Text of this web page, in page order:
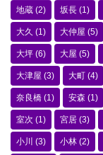
地蔵 (2) 坂長 (1)
大久 (1) 大仲屋 (5)
大坪 (6) 大屋 (5)
大津屋 (3) 大町 (4)
奈良橋 (1) 安森 (1)
室次 (1) 宮居 (3)
小川 (3) 小林 (2)